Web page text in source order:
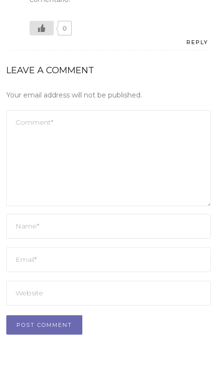
REPLY
0
LEAVE A COMMENT
Your email address will not be published.